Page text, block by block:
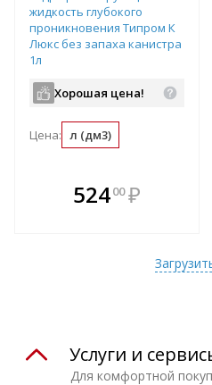
жидкость глубокого
проникновения Типром К
Люкс без запаха канистра
1л
Хорошая цена!
Цена: л (дм3)
52400 ₽
Для комфортной
Услуги и